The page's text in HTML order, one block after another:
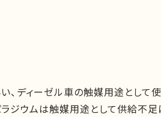
、ディーゼル車の触媒用途として
ジウムは触媒用途として供給不足